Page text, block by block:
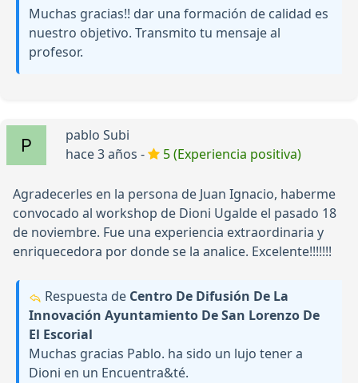
Muchas gracias!! dar una formación de calidad es
nuestro objetivo. Transmito tu mensaje al
profesor.
pablo Subi
hace 3 años -
5 (Experiencia positiva)
Agradecerles en la persona de Juan Ignacio, haberme
convocado al workshop de Dioni Ugalde el pasado 18
de noviembre. Fue una experiencia extraordinaria y
enriquecedora por donde se la analice. Excelente!!!!!!!
Respuesta de Centro De Difusión De La
Innovación Ayuntamiento De San Lorenzo De
El Escorial
Muchas gracias Pablo. ha sido un lujo tener a
Dioni en un Encuentra&té.